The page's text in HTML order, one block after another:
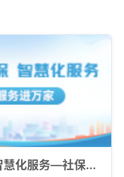
慧化服务—社保...